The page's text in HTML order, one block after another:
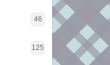
46
125